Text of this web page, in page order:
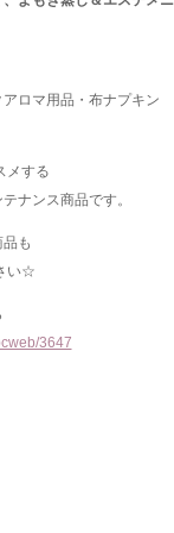
ロマ用品・布ナプキン
メする
ナンス商品です。
も
い☆
3647